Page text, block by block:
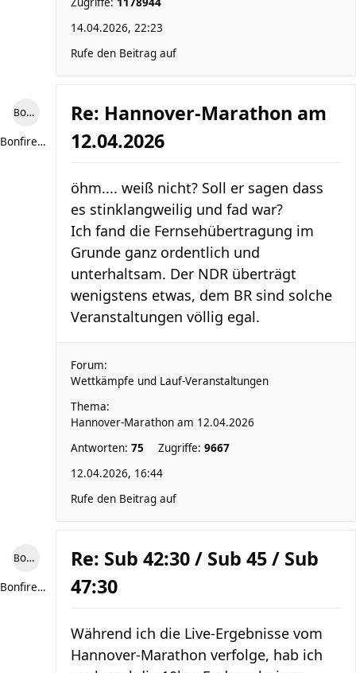
14.04.2026, 22:23
Rufe den Beitrag auf
Bonfire307
Bonfire307
Re: Hannover-Marathon am
12.04.2026
öhm.... weiß nicht? Soll er sagen dass
es stinklangweilig und fad war?
Ich fand die Fernsehübertragung im
Grunde ganz ordentlich und
unterhaltsam. Der NDR überträgt
wenigstens etwas, dem BR sind solche
Veranstaltungen völlig egal.
Forum:
Wettkämpfe und Lauf-Veranstaltungen
Thema:
Hannover-Marathon am 12.04.2026
Antworten: 75 Zugriffe: 9667
12.04.2026, 16:44
Rufe den Beitrag auf
Bonfire307
Bonfire307
Re: Sub 42:30 / Sub 45 / Sub
47:30
Während ich die Live-Ergebnisse vom
Hannover-Marathon verfolge, hab ich